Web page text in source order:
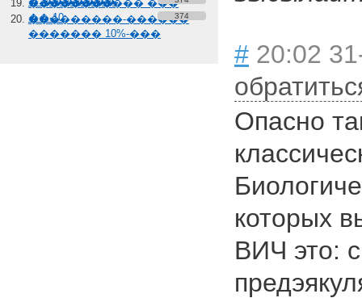
����������� ���
��-10
���������-������
������� 10%-���
374
# 20:02
Опасно
которых
ВИЧ это: